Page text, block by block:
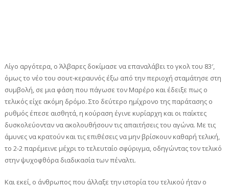
Λίγο αργότερα, ο Άλβαρες δοκίμασε να επαναλάβει το γκολ του 83′,
όμως το νέο του σουτ-κεραυνός έξω από την περιοχή σταμάτησε στη
συμβολή, σε μια φάση που πάγωσε τον Μαρέρο και έδειξε πως ο
τελικός είχε ακόμη δρόμο. Στο δεύτερο ημίχρονο της παράτασης ο
ρυθμός έπεσε αισθητά, η κούραση έγινε κυρίαρχη και οι παίκτες
δυσκολεύονταν να ακολουθήσουν τις απαιτήσεις του αγώνα. Με τις
άμυνες να κρατούν και τις επιθέσεις να μην βρίσκουν καθαρή τελική,
το 2-2 παρέμεινε μέχρι το τελευταίο σφύριγμα, οδηγώντας τον τελικό
στην ψυχοφθόρα διαδικασία των πέναλτι.
Και εκεί, ο άνθρωπος που άλλαξε την ιστορία του τελικού ήταν ο